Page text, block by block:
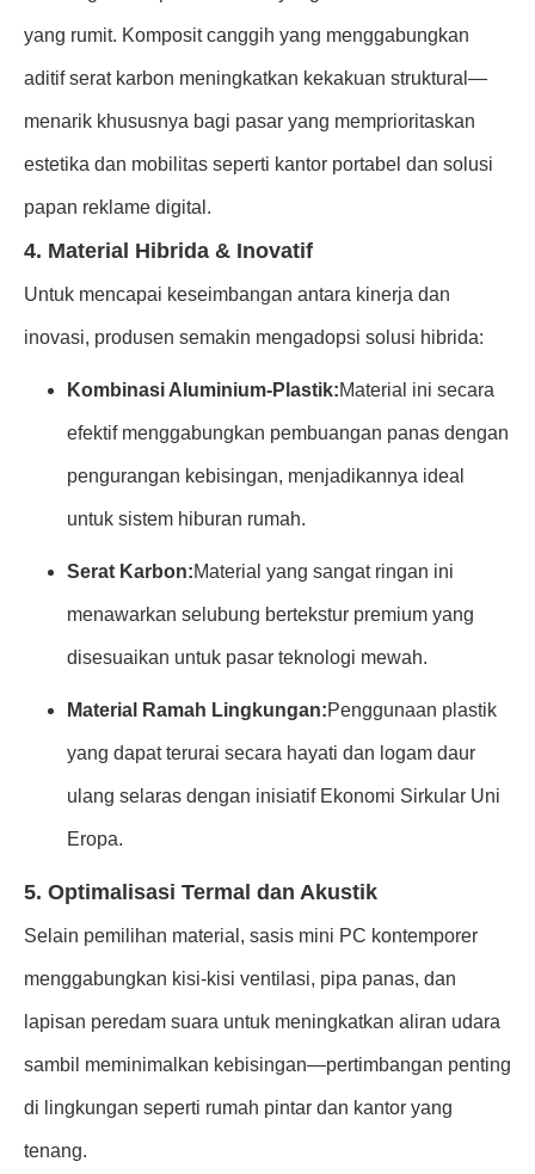
yang rumit. Komposit canggih yang menggabungkan
aditif serat karbon meningkatkan kekakuan struktural—
menarik khususnya bagi pasar yang memprioritaskan
estetika dan mobilitas seperti kantor portabel dan solusi
papan reklame digital.
4. Material Hibrida & Inovatif
Untuk mencapai keseimbangan antara kinerja dan
inovasi, produsen semakin mengadopsi solusi hibrida:
Kombinasi Aluminium-Plastik:Material ini secara
efektif menggabungkan pembuangan panas dengan
pengurangan kebisingan, menjadikannya ideal
untuk sistem hiburan rumah.
Serat Karbon:Material yang sangat ringan ini
menawarkan selubung bertekstur premium yang
disesuaikan untuk pasar teknologi mewah.
Material Ramah Lingkungan:Penggunaan plastik
yang dapat terurai secara hayati dan logam daur
ulang selaras dengan inisiatif Ekonomi Sirkular Uni
Eropa.
5. Optimalisasi Termal dan Akustik
Selain pemilihan material, sasis mini PC kontemporer
menggabungkan kisi-kisi ventilasi, pipa panas, dan
lapisan peredam suara untuk meningkatkan aliran udara
sambil meminimalkan kebisingan—pertimbangan penting
di lingkungan seperti rumah pintar dan kantor yang
tenang.